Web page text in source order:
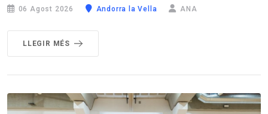
06 Agost 2026 Andorra la Vella ANA
LLEGIR MÉS